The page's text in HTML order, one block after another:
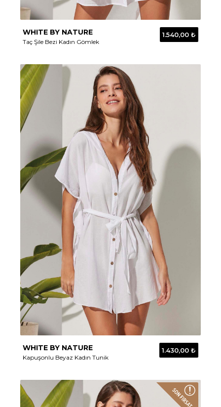
WHITE BY NATURE
Taç Şile Bezi Kadın Gömlek
1.540,00 ₺
WHITE BY NATURE
Kapuşonlu Beyaz Kadın Tunik
1.430,00 ₺